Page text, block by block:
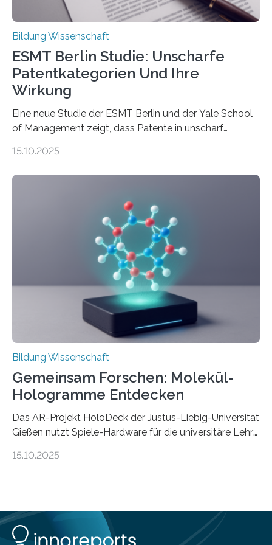
Bildung Wissenschaft
ESMT Berlin Studie: Unscharfe
Patentkategorien Und Ihre
Wirkung
Eine neue Studie der ESMT Berlin und der Yale School
of Management zeigt, dass Patente in unscharf
häufiger zu bahnbrechenden Innovationen führen und
Erfindungen entstehen besonders dann, wenn
Wissenskategorien verschwimmen. Das zeigt neue
Forschung von Gianluca Carnabuci, Professor of
Organizational Behavior an der ESMT Berlin, und
Balázs Kovács, Professor an der Yale School of
Management. Die Forscher kommen zu dem Schluss,
dass Patente…
15.10.2025
Bildung Wissenschaft
Gemeinsam Forschen: Molekül-
Hologramme Entdecken
Das AR-Projekt HoloDeck der Justus-Liebig-Universität
Gießen nutzt Spiele-Hardware für die universitäre Lehre
bekannte Augmented-Reality-Technologie (AR) hält
komplexe molekulare Zusammenhänge sichtbar zu
machen. Mehrere Personen können dabei gemeinsam
15.10.2025